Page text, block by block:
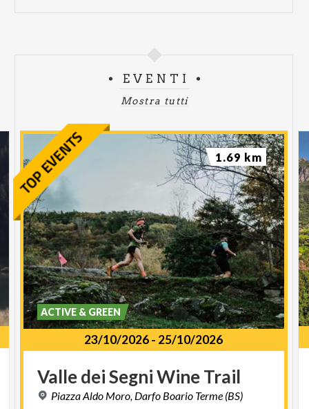
EVENTI
Mostra tutti
23/10/2026- 25/10/2026
ValledeiSegniWineTrail
PiazzaAldo Moro, Darfo Boario Terme (BS)
ACTIVE & GREEN
1.69 km